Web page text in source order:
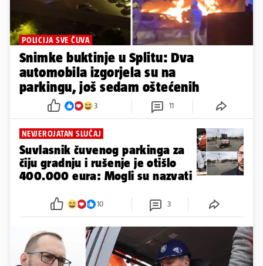
POLICIJA SVE ČUVA
Snimke buktinje u Splitu: Dva
automobila izgorjela su na
parkingu, još sedam oštećenih
3 11
NEVJEROJATAN SLUČAJ
Suvlasnik čuvenog parkinga za
čiju gradnju i rušenje je otišlo
400.000 eura: Mogli su nazvati
10 3